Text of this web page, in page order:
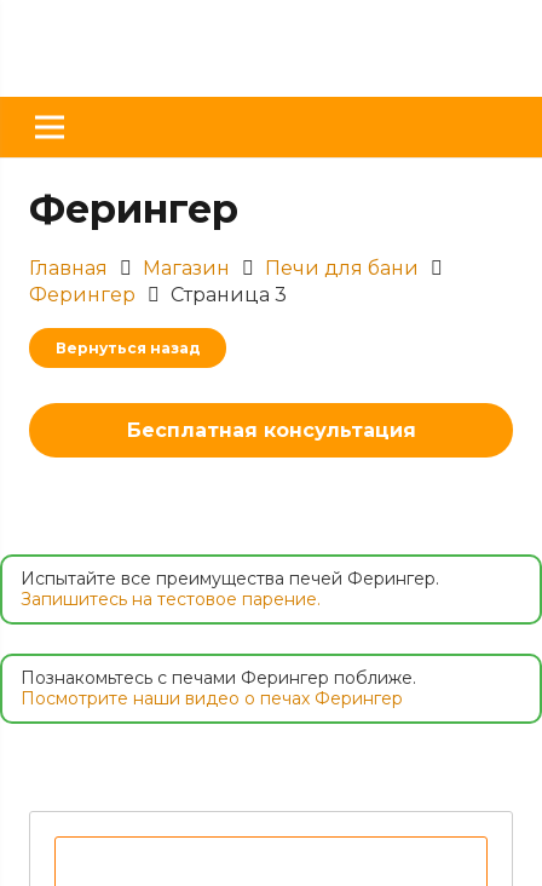
Ферингер
Главная Магазин
Печи для бани
Ферингер
Страница 3
Вернуться назад
Бесплатная консультация
Испытайте все преимущества печей Ферингер.
Запишитесь на тестовое парение.
Познакомьтесь с печами Ферингер поближе.
Посмотрите наши видео о печах Ферингер